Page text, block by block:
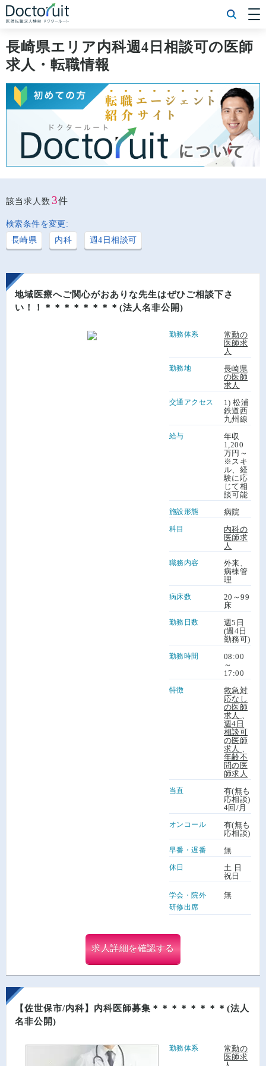
[常勤] 科目から探す
[常勤] 特徴から探す
[非常勤] エリアから探す
[非常勤] 科目から探す
Doctoruit医師転職特集
Doctoruitについて
運営者情報
プライバシーポリシー
長崎県エリア内科週4日相談可の医師
求人・転職情報
該当求人数 3件
検索条件を変更:
長崎県
内科 週4日相談可
地域医療へご関心がおありな先生はぜひご相談下さ
い！！＊＊＊＊＊＊＊＊(法人名非公開)
勤務体系
常勤の
医師求
人
勤務地
長崎県
の医師
求人
交通アクセス
1) 松浦
鉄道西
九州線
給与
年収
1,200
万円～
※スキ
ル、経
験に応
じて相
談可能
施設形態 病院
科目
内科の
医師求
人
職務内容
外来、
病棟管
理
病床数
20～99
床
勤務日数
週5日
(週4日
勤務可)
勤務時間
08:00
～
17:00
特徴
救急対
応なし
の医師
求人
週4日
相談可
の医師
求人
年齢不
問の医
師求人
当直
有(無も
応相談)
4回/月
オンコール
有(無も
応相談)
早番・遅番 無
休日
土 日
祝日
学会・院外
研修出席
無
求人詳細を確認する
【佐世保市/内科】内科医師募集＊＊＊＊＊＊＊＊(法人
名非公開)
勤務体系
常勤の
医師求